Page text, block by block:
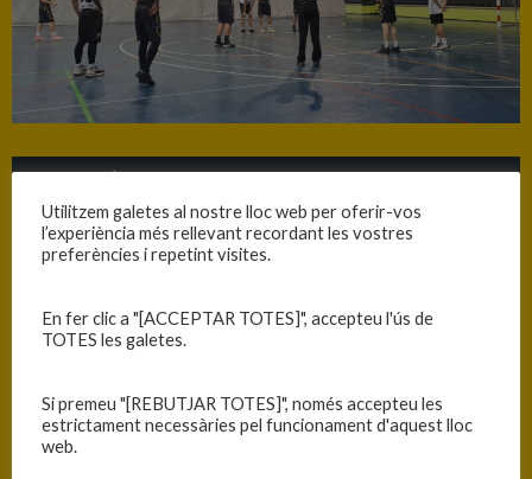
Data Hora Competició
Equip T
Utilitzem galetes al nostre lloc web per oferir-vos
l’experiència més rellevant recordant les vostres
preferències i repetint visites.
En fer clic a "[ACCEPTAR TOTES]", accepteu l'ús de
TOTES les galetes.
Si premeu "[REBUTJAR TOTES]", només accepteu les
estrictament necessàries pel funcionament d'aquest lloc
web.